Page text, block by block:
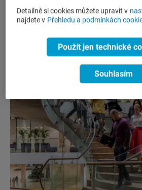
Detailně si cookies můžete upravit v
najdete v Přehledu a podmínkách
Použít jen technické
Souhlasím